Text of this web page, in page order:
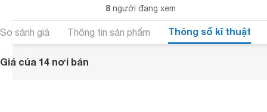
8 người đang xem
So sánh giá Thông tin sản phẩm Thông số kĩ thuật
Giá của 14 nơi bán